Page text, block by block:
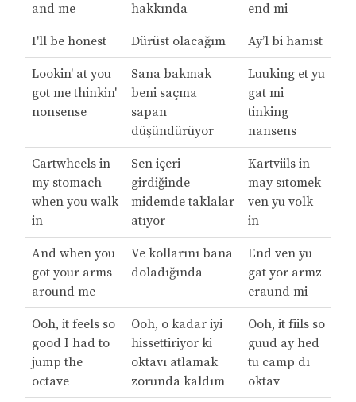
and me
hakkında
end mi
I'll be honest Dürüst olacağım Ay’l bi hanıst
Lookin' at you
got me thinkin'
nonsense
Sana bakmak
beni saçma
sapan
düşündürüyor
Luuking et yu
gat mi
tinking
nansens
Cartwheels in
my stomach
when you walk
in
Sen içeri
girdiğinde
midemde taklalar
atıyor
Kartviils in
may sıtomek
ven yu volk
in
And when you
got your arms
around me
Ve kollarını bana
doladığında
End ven yu
gat yor armz
eraund mi
Ooh, it feels so
good I had to
jump the
octave
Ooh, o kadar iyi
hissettiriyor ki
oktavı atlamak
zorunda kaldım
Ooh, it fiils so
guud ay hed
tu camp dı
oktav